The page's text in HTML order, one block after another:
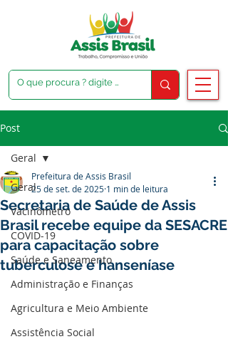
Post
Geral
Vacinômetro
COVID-19
Saúde e Saneamento
Administração e Finanças
Agricultura e Meio Ambiente
Assistência Social
Geral
Secretaria de Saúde de Assis
Brasil recebe equipe da SESACRE
para capacitação sobre
tuberculose e hanseníase
Prefeitura de Assis Brasil
25 de set. de 2025 1 min de leitura